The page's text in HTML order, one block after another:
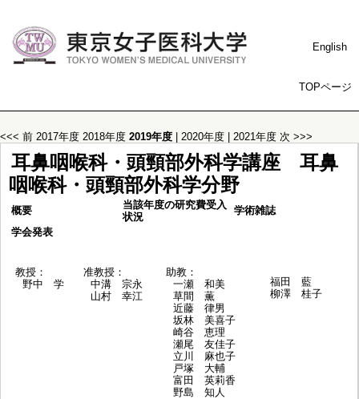
English
TOPページ
<<< 前 2017年度 2018年度 2019年度 2020年度 2021年度 次 >>>
耳鼻咽喉科・頭頸部外科学講座 耳鼻
咽喉科・頭頸部外科学分野
概要
当該年度の研究費受入
状況
学術雑誌
学会発表
教授：
野中 学
准教授：
中溝 宗永
山村 幸江
助教：
一瀬 和美
草間 薫
近藤 律男
坂林 美喜子
崎谷 恵理
瀬尾 友佳子
立川 麻也子
戸塚 大輔
富田 英莉香
野島 知人
福田 藍
柳澤 桂子